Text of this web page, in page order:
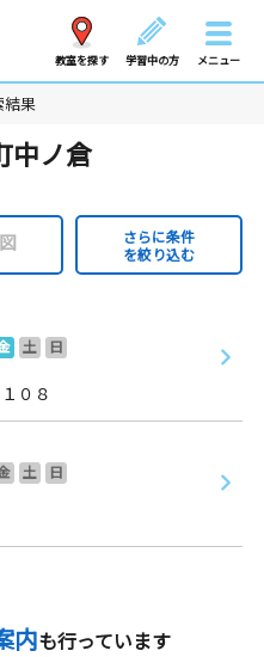
教室を探す 学習中の方 メニュー
結果
中ノ倉
さらに条件
を絞り込む
土
日
０８
土
日
内も行っています